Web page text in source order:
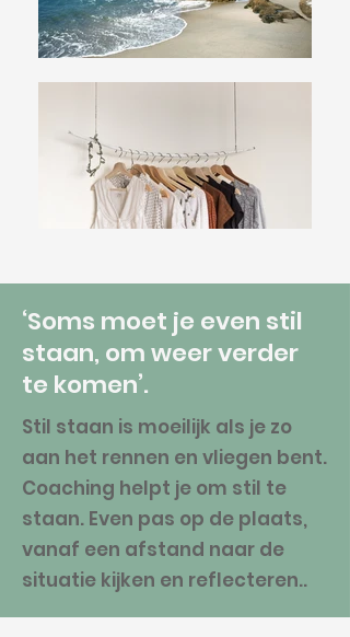
‘Soms moet je even stil
staan, om weer verder
te komen’.
Stil staan is moeilijk als je zo
aan het rennen en vliegen bent.
Coaching helpt je om stil te
staan. Even pas op de plaats,
vanaf een afstand naar de
situatie kijken en reflecteren..